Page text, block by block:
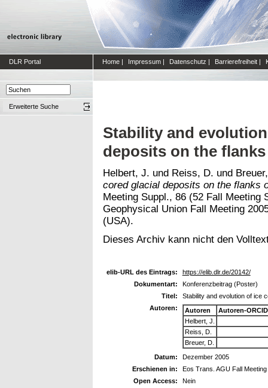
DLR Portal Home | Impressum | Datenschutz | Barrierefreiheit |
Erweiterte Suche
Stability and
deposits on the
Helbert, J. und Reiss, D. und
cored glacial deposits on the flanks
Meeting Suppl., 86 (52 Fall Meeting
Geophysical Union Fall Meeting
(USA).
Dieses Archiv kann nicht den
elib-URL des Eintrags:
https://elib.dlr.de/20142/
Dokumentart:
Konferenzbeitrag (Poster)
Titel:
Stability and evolution of ice
Autoren:
Autoren
Autoren-
Helbert, J.
Reiss, D.
Breuer, D.
Datum:
Dezember 2005
Erschienen in:
Eos Trans. AGU Fall Meeting
Open Access:
Nein